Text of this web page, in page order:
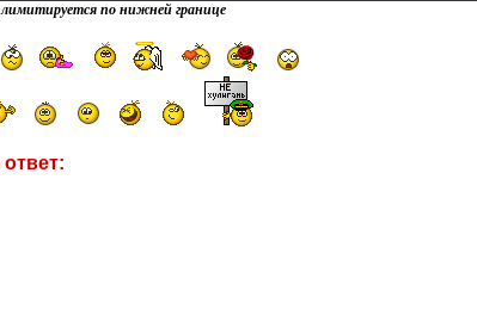
по нижней границе